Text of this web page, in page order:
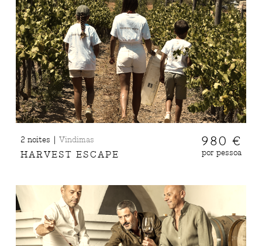
2 noites |Vindimas
HARVEST ESCAPE
980 €
por pessoa